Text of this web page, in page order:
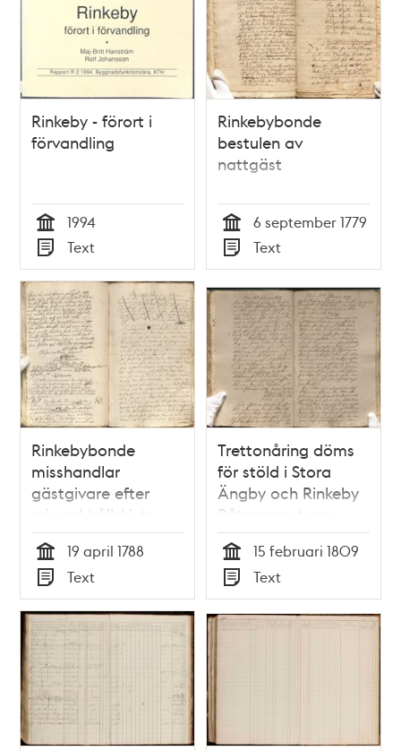
Rinkeby - förort i
förvandling
Tid
1994
Typ
Text
Rinkebybonde
bestulen av
nattgäst
Tid
6 september 1779
Typ
Text
Rinkebybonde
misshandlar
gästgivare efter
missad hållskjuts
Tid
19 april 1788
Typ
Text
Trettonåring döms
för stöld i Stora
Ängby och Rinkeby
Båtsmansstuga
Tid
15 februari 1809
Typ
Text